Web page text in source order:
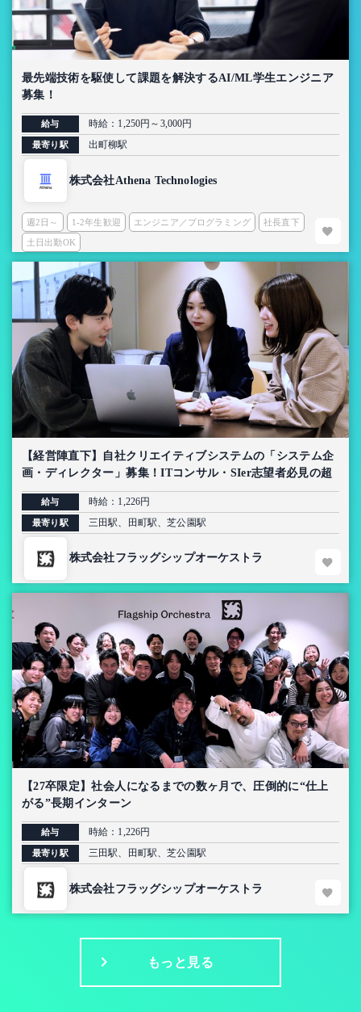
最先端技術を駆使して課題を解決するAI/ML学生エンジニア
募集！
給与 時給：1,250円～3,000円
最寄り駅 出町柳駅
株式会社Athena Technologies
週2日～ 1-2年生歓迎 エンジニア／プログラミング 社長直下
土日出勤OK
【経営陣直下】自社クリエイティブシステムの「システム企
画・ディレクター」募集！ITコンサル・SIer志望者必見の超
上流インターン【AI導入プロジェクト】
給与 時給：1,226円
最寄り駅 三田駅、田町駅、芝公園駅
株式会社フラッグシップオーケストラ
【27卒限定】社会人になるまでの数ヶ月で、圧倒的に“仕上
がる”長期インターン
給与 時給：1,226円
最寄り駅 三田駅、田町駅、芝公園駅
株式会社フラッグシップオーケストラ
もっと見る